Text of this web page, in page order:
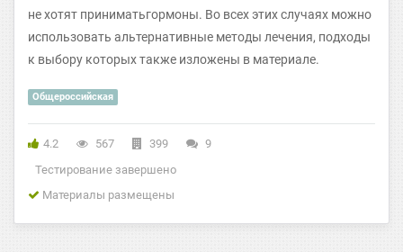
не хотят приниматьгормоны. Во всех этих случаях можно
использовать альтернативные методы лечения, подходы
к выбору которых также изложены в материале.
Общероссийская
4.2 567 399
9
Тестирование завершено
Материалы размещены